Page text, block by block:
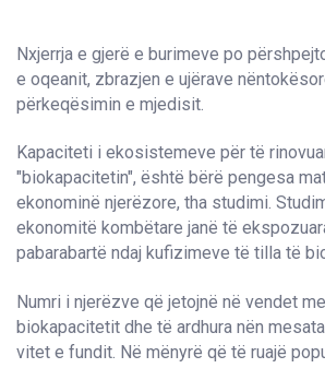
Nxjerrja e gjerë e burimeve po
e oqeanit, zbrazjen e ujërave
përkeqësimin e mjedisit.
Kapaciteti i ekosistemeve për të
"biokapacitetin", është bërë pengesa
ekonominë njerëzore, tha studimi.
ekonomitë kombëtare janë të
pabarabartë ndaj kufizimeve të tilla të
Numri i njerëzve që jetojnë në vendet
biokapacitetit dhe të ardhura nën
vitet e fundit. Në mënyrë që të ruajë